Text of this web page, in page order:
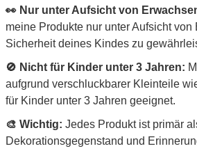
👀 Nur unter Aufsicht von
meine Produkte nur unter Aufsicht
Sicherheit deines Kindes zu
🚫 Nicht für Kinder unter 3 Jahren:
aufgrund verschluckbarer Kleinteile
für Kinder unter 3 Jahren geeignet.
🎨 Wichtig: Jedes Produkt ist primär
Dekorationsgegenstand und